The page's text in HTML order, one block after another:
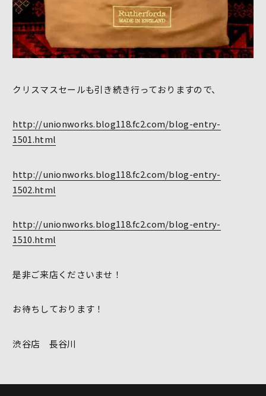
クリスマスセールも引き続き行っておりますので、
http://unionworks.blog118.fc2.com/blog-entry-
1501.html
http://unionworks.blog118.fc2.com/blog-entry-
1502.html
http://unionworks.blog118.fc2.com/blog-entry-
1510.html
是非ご来店くださいませ！
お待ちしております！
渋谷店 長谷川